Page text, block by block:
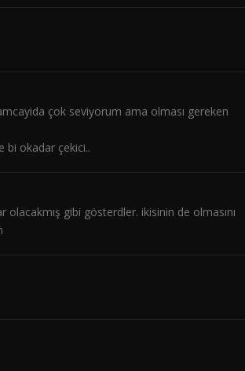
çok seviyorum ama olması gereken
bi okadar çekici..
gibi gösterdler. ikisinin de olmasını